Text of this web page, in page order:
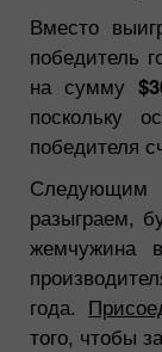
Вместо
победитель
на сумму
поскольку
победителя
разыграем,
жемчужина
года.
того, чтобы